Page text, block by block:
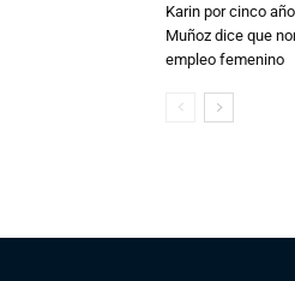
Karin por cinco
Muñoz dice que
empleo femenino